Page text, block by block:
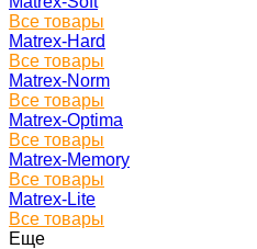
Все товары
Matrex-Hard
Все товары
Matrex-Norm
Все товары
Matrex-Optima
Все товары
Matrex-Memory
Все товары
Matrex-Lite
Все товары
Еще